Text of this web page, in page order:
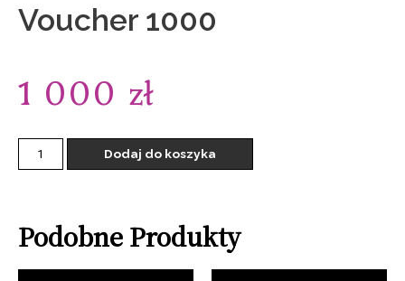
Voucher 1000
1 000 zł
Dodaj do koszyka
Podobne Produkty